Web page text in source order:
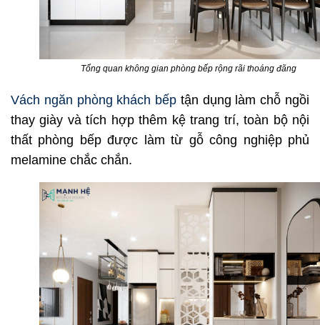
Tổng quan không gian phòng bếp rộng rãi thoáng đãng
Vách ngăn phòng khách bếp tận dụng làm chỗ ngồi
thay giày và tích hợp thêm kệ trang trí, toàn bộ nội
thất phòng bếp được làm từ gỗ công nghiệp phủ
melamine chắc chắn.